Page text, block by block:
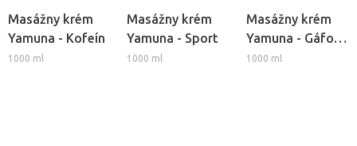
Masážny krém
Yamuna - Kofeín
1000 ml
Masážny krém
Yamuna - Sport
1000 ml
Masážny krém
Yamuna - Gáfor-
Mentol
1000 ml